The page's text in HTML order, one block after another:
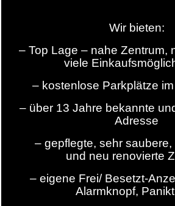
Wir bieten:
– Top Lage – nahe Zentrum,
viele
– kostenlose Parkplätze
– über 13 Jahre bekannte
Adresse
– gepflegte, sehr
und neu renovierte
– eigene Frei/ Besetzt-
Alarmknopf,